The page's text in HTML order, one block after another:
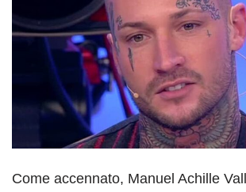
Come accennato, Manuel Achille